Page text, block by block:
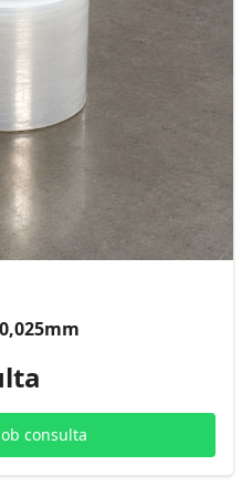
consulta